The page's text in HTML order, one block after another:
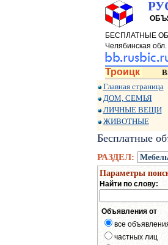
БЕСПЛАТНЫЕ
Челябинская обл.
Троицк
Главная страница
ДОМ, СЕМЬЯ
ЛИЧНЫЕ ВЕЩИ
ЖИВОТНЫЕ
Бесплатные
РАЗДЕЛ:
Параметры
Найти по слову:
Объявления от
все
частных лиц